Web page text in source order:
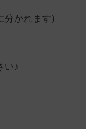
分かれます)
い♪